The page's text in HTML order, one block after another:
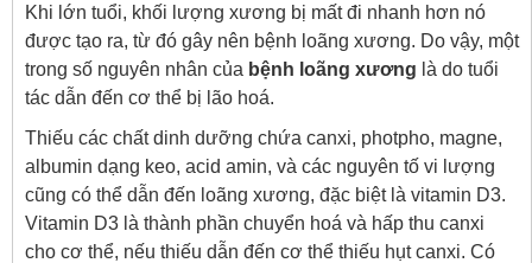
Khi lớn tuổi, khối lượng xương bị mất đi nhanh hơn nó
được tạo ra, từ đó gây nên bệnh loãng xương. Do vậy, một
trong số nguyên nhân của bệnh loãng xương là do tuổi
tác dẫn đến cơ thể bị lão hoá.
Thiếu các chất dinh dưỡng chứa canxi, photpho, magne,
albumin dạng keo, acid amin, và các nguyên tố vi lượng
cũng có thể dẫn đến loãng xương, đặc biệt là vitamin D3.
Vitamin D3 là thành phần chuyển hoá và hấp thu canxi
cho cơ thể, nếu thiếu dẫn đến cơ thể thiếu hụt canxi. Có